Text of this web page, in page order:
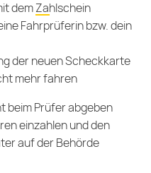
demZahlschein
Fahrprüferin bzw. dein
der neuen Scheckkarte
mehr fahren
beim Prüfer abgeben
einzahlen und den
auf der Behörde